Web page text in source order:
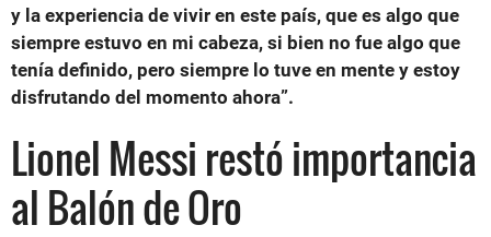
y la experiencia de vivir en este país, que es algo que
siempre estuvo en mi cabeza, si bien no fue algo que
tenía definido, pero siempre lo tuve en mente y estoy
disfrutando del momento ahora”.
Lionel Messi restó importancia
al Balón de Oro